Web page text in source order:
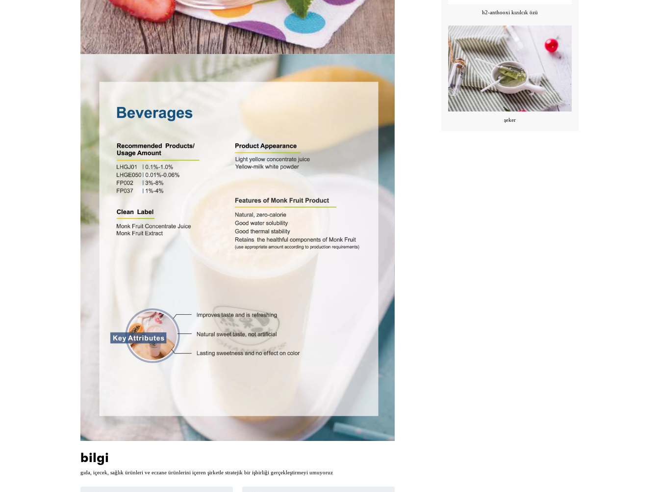
bilgi
gıda, içecek, sağlık ürünleri ve eczane ürünlerini içeren şirketle stratejik bir işbirliği gerçekleştirmeyi umuyoruz
h2-anthooxi kızılcık özü
şeker